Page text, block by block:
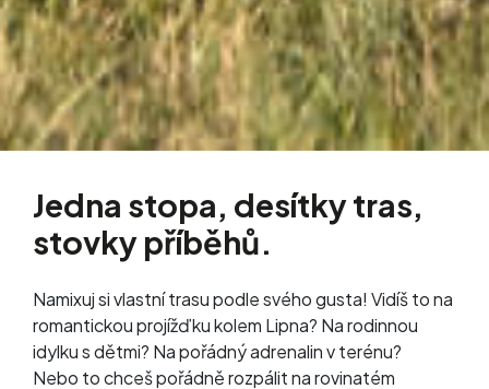
Jedna stopa, desítky tras,
stovky příběhů.
Namixuj si vlastní trasu podle svého gusta! Vidíš to na
romantickou projížďku kolem Lipna? Na rodinnou
idylku s dětmi? Na pořádný adrenalin v terénu?
Nebo to chceš pořádně rozpálit na rovinatém